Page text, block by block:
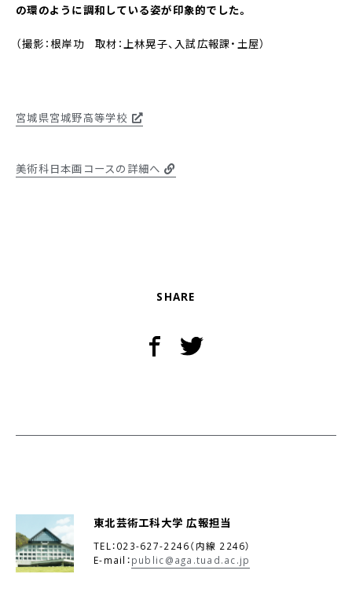
の環のように調和している姿が印象的でした。
（撮影：根岸功 取材：上林晃子、入試広報課・土屋）
宮城県宮城野高等学校
美術科日本画コースの詳細へ
SHARE
東北芸術工科大学 広報担当
TEL：023-627-2246（内線 2246）
E-mail：public@aga.tuad.ac.jp